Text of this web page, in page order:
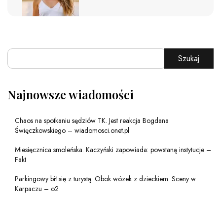
Szukaj
Najnowsze wiadomości
Chaos na spotkaniu sędziów TK. Jest reakcja Bogdana
Święczkowskiego – wiadomosci.onet.pl
Miesięcznica smoleńska. Kaczyński zapowiada: powstaną instytucje –
Fakt
Parkingowy bił się z turystą. Obok wózek z dzieckiem. Sceny w
Karpaczu – o2